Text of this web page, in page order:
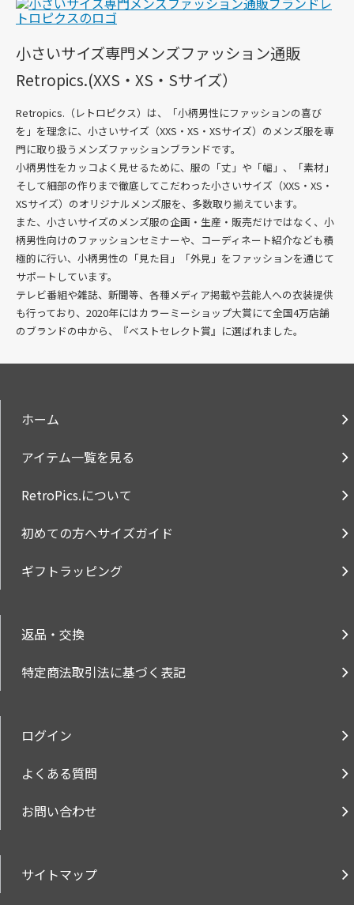
小さいサイズ専門メンズファッション通販
Retropics.(XXS・XS・Sサイズ）
Retropics.（レトロピクス）は、「小柄男性にファッションの喜び
を」を理念に、 小さいサイズ（XXS・XS・XSサイズ）のメンズ服を専
門に取り扱うメンズファッションブランドです。
小柄男性をカッコよく見せるために、服の「丈」や「幅」、「素材」
そして細部の作りまで徹底してこだわった小さいサイズ（XXS・XS・
XSサイズ）のオリジナルメンズ服を、多数取り揃えています。
また、小さいサイズのメンズ服の企画・生産・販売だけではなく、小
柄男性向けのファッションセミナーや、コーディネート紹介なども積
極的に行い、小柄男性の「見た目」「外見」をファッションを通じて
サポートしています。
テレビ番組や雑誌、新聞等、各種メディア掲載や芸能人への衣装提供
も行っており、2020年にはカラーミーショップ大賞にて全国4万店舗
のブランドの中から、『ベストセレクト賞』に選ばれました。
ホーム
アイテム一覧を見る
RetroPics.について
初めての方へサイズガイド
ギフトラッピング
返品・交換
特定商法取引法に基づく表記
ログイン
よくある質問
お問い合わせ
サイトマップ